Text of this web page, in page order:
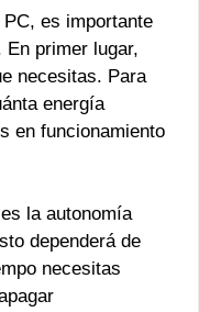
es importante
primer lugar,
necesitas. Para
energía
en funcionamiento
la autonomía
dependerá de
necesitas